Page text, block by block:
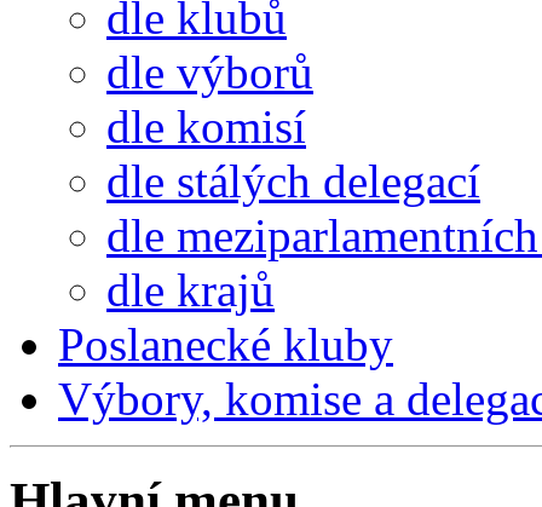
dle klubů
dle výborů
dle komisí
dle stálých delegací
dle
dle krajů
Poslanecké kluby
Výbory, komise a